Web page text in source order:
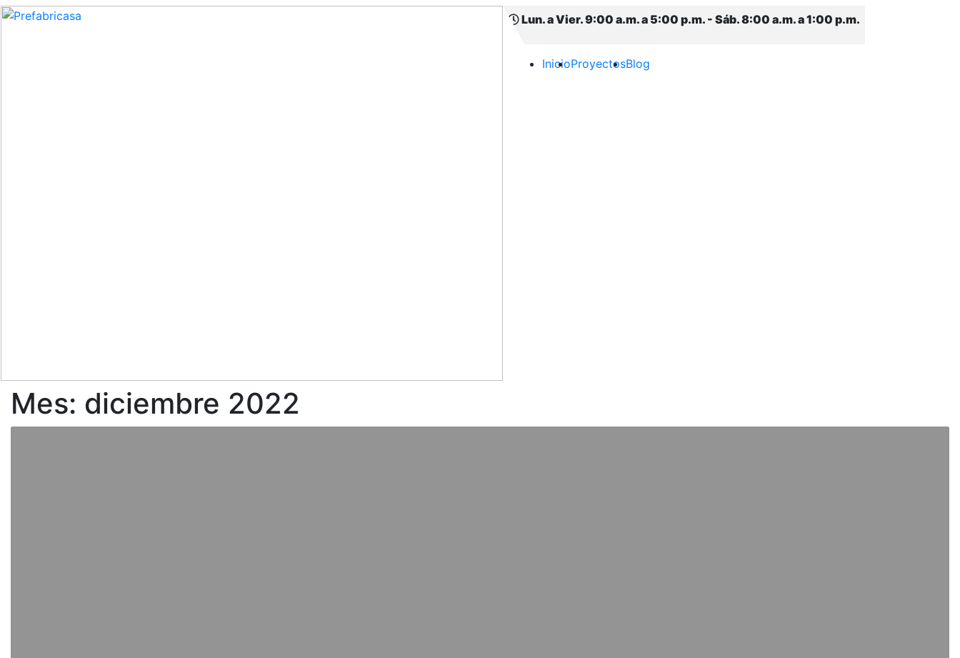
Lun. a Vier. 9:00 a.m. a 5:00 p.m. - Sáb. 8:00 a.m. a 1:00 p.m.
InicioProyectosBlog
Mes: diciembre 2022